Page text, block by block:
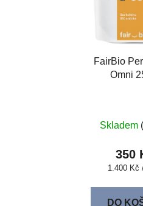
FairBio
Omni
Skladem
350
Měrná
1.400 Kč
DO